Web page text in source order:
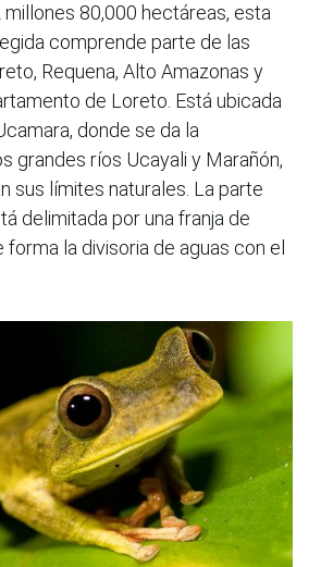
millones 80,000 hectáreas, esta
comprende parte de las
Requena, Alto Amazonas y
de Loreto. Está ubicada
donde se da la
grandes ríos Ucayali y Marañón,
sus límites naturales. La parte
delimitada por una franja de
forma la divisoria de aguas con el